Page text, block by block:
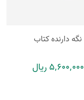
نگه دارنده کتاب
5٬600٬000 ریال